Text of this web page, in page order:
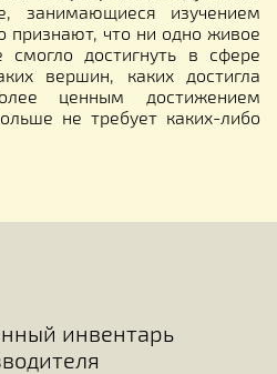
занимающиеся изучением
признают, что ни одно живое
достигнуть в сфере
вершин, каких достигла
ценным достижением
не требует каких-либо
инвентарь